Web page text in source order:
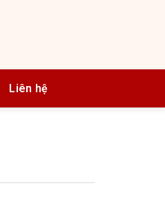
Liên hệ